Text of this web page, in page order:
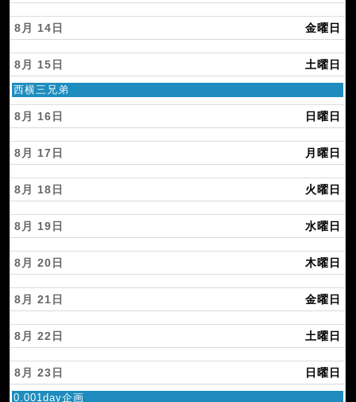
金曜日
8月 14
土曜日
8月 15
土
曜
日,
8
月
1
5
t
h
2
0
2
西横三兄弟
日曜日
8月 16
月曜日
8月 17
火曜日
8月 18
水曜日
8月 19
木曜日
8月 20
金曜日
8月 21
土曜日
8月 22
日曜日
8月 23
日
0.001day企画